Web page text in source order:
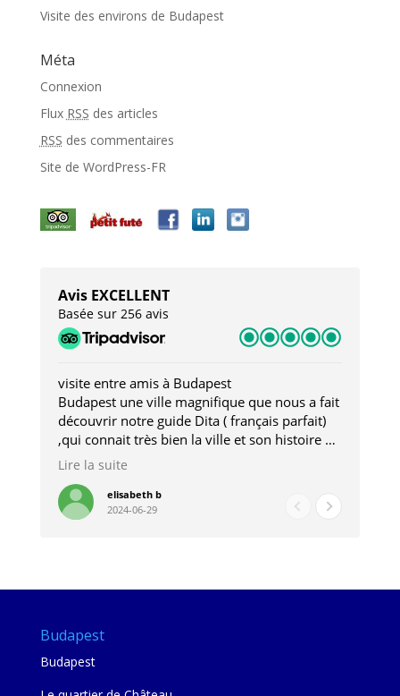
Visite des environs de Budapest
Méta
Connexion
Flux RSS des articles
RSS des commentaires
Site de WordPress-FR
Avis EXCELLENT
Basée sur 256 avis
visite entre amis à Budapest
Budapest une ville magnifique que nous a fait
découvrir notre guide Dita ( français parfait)
,qui connait très bien la ville et son histoire et
qui nous a permis d'accéder à des lieux
pour les restaurants . A la fin de notre séjour
nous étions plus avec une amie qu' une guide
Lire la suite
elisabeth b
2024-06-29
Budapest
Budapest